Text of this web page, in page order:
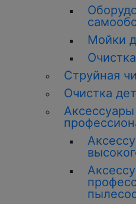
Мойки
Очистка
Струйная
Очистка